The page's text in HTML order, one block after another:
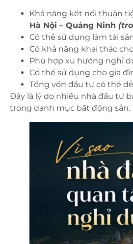
Khả năng kết nối thuận
Hà Nội – Quảng Ninh
Có thể sử dụng làm tài
Có khả năng khai thác
Phù hợp xu hướng nghỉ
Có thể sử dụng cho gia
Tổng vốn đầu tư có thể
Đây là lý do nhiều nhà đầu tư
trong danh mục bất động sản.